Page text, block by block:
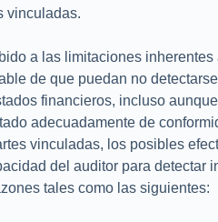
vinculadas.
a las limitaciones inherentes
de que puedan no
financieros, incluso
adecuadamente de
vinculadas, los posibles
del auditor para detectar
tales como las siguientes: